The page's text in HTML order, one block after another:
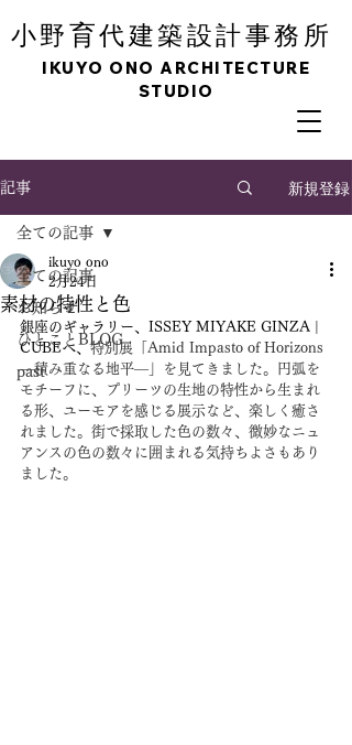
小野育代建築設計事務所
IKUYO ONO ARCHITECTURE
STUDIO
記事 新規登録
全ての記事
お知らせ
ひとことBLOG
past
全ての記事
素材の特性と色
ikuyo ono
2月24日
銀座のギャラリー、ISSEY MIYAKE GINZA |
CUBEへ、特別展「Amid Impasto of Horizons
—積み重なる地平—」を見てきました。円弧を
モチーフに、プリーツの生地の特性から生まれ
る形、ユーモアを感じる展示など、楽しく癒さ
れました。街で採取した色の数々、微妙なニュ
アンスの色の数々に囲まれる気持ちよさもあり
ました。